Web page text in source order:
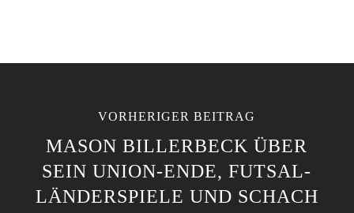
VORHERIGER BEITRAG
MASON BILLERBECK ÜBER
SEIN UNION-ENDE, FUTSAL-
LÄNDERSPIELE UND SCHACH